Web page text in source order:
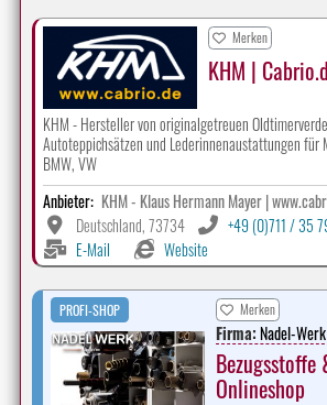
Merken
KHM |
KHM - Hersteller von originalgetreuen
Autoteppichsätzen und Lederinnenaustattungen für
BMW, VW
Anbieter: KHM - Klaus Hermann Mayer |
Deutschland, 73734
+49 (0)711 / 35
E-Mail
Website
PROFI-SHOP Merken
Firma:Nadel-Werk
Onlineshop